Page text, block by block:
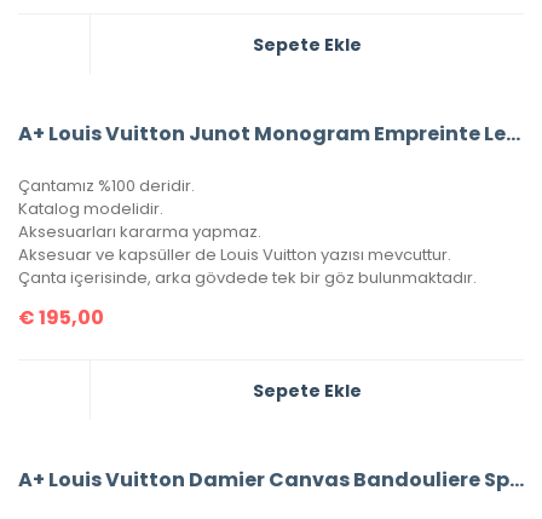
Sepete Ekle
A+ Louis Vuitton Junot Monogram Empreinte Leather
Çantamız %100 deridir.
Katalog modelidir.
Aksesuarları kararma yapmaz.
Aksesuar ve kapsüller de Louis Vuitton yazısı mevcuttur.
Çanta içerisinde, arka gövdede tek bir göz bulunmaktadır.
€195,00
Sepete Ekle
A+ Louis Vuitton Damier Canvas Bandouliere Speedy 35’Lik Vejital Deri